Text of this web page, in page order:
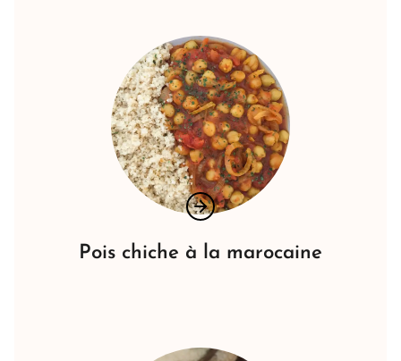
Pois chiche à la marocaine